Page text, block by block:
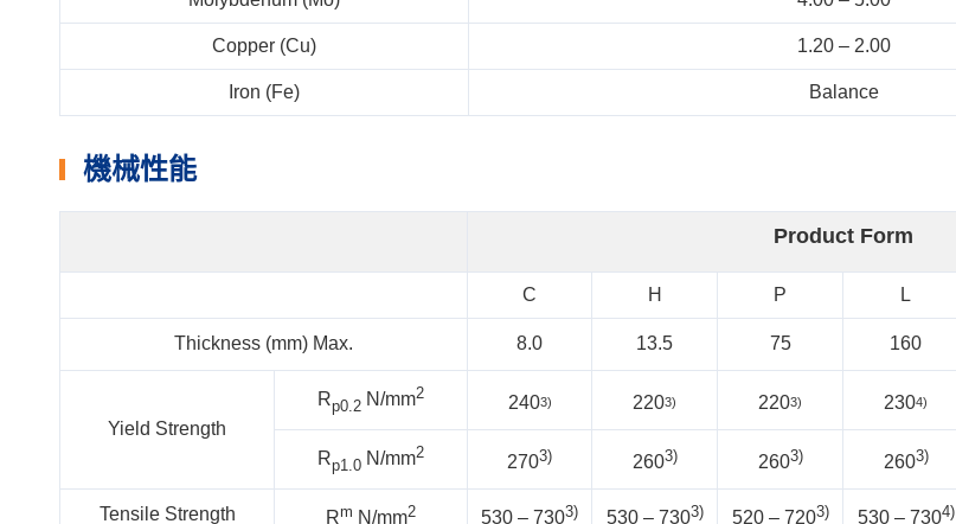
Copper (Cu) 1.20 – 2.00
Iron (Fe) Balance
機械性能
Product Form
C H P L
Thickness (mm) Max. 8.0 13.5 75 160
Yield Strength
Rp0.2 N/mm2 2403) 2203) 2203) 2304)
Rp1.0 N/mm2 2703) 2603) 2603) 2603)
Tensile Strength Rm N/mm2 530 – 7303) 530 – 7303) 520 – 7203) 530 – 7304)